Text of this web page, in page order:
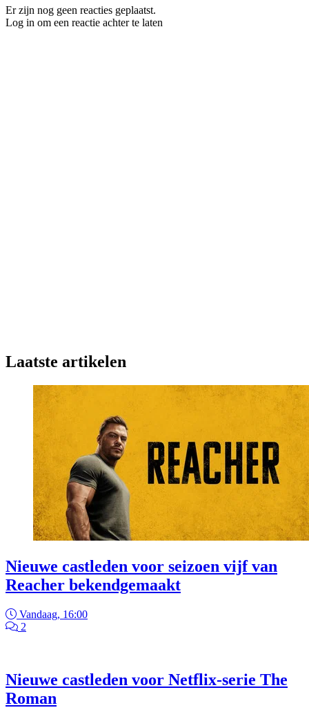
Er zijn nog geen reacties geplaatst.
Log in om een reactie achter te laten
Laatste artikelen
Nieuwe castleden voor seizoen vijf van
Reacher bekendgemaakt
Vandaag, 16:00
2
Nieuwe castleden voor Netflix-serie The
Roman